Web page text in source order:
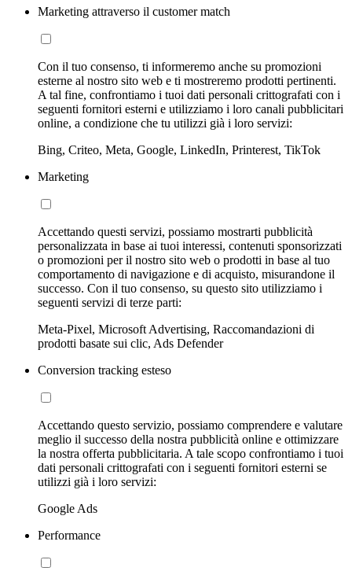
Marketing attraverso il customer match
Con il tuo consenso, ti informeremo anche su promozioni
esterne al nostro sito web e ti mostreremo prodotti pertinenti.
A tal fine, confrontiamo i tuoi dati personali crittografati con i
seguenti fornitori esterni e utilizziamo i loro canali pubblicitari
online, a condizione che tu utilizzi già i loro servizi:
Bing, Criteo, Meta, Google, LinkedIn, Printerest, TikTok
Marketing
Accettando questi servizi, possiamo mostrarti pubblicità
personalizzata in base ai tuoi interessi, contenuti sponsorizzati
o promozioni per il nostro sito web o prodotti in base al tuo
comportamento di navigazione e di acquisto, misurandone il
successo. Con il tuo consenso, su questo sito utilizziamo i
seguenti servizi di terze parti:
Meta-Pixel, Microsoft Advertising, Raccomandazioni di
prodotti basate sui clic, Ads Defender
Conversion tracking esteso
Accettando questo servizio, possiamo comprendere e valutare
meglio il successo della nostra pubblicità online e ottimizzare
la nostra offerta pubblicitaria. A tale scopo confrontiamo i tuoi
dati personali crittografati con i seguenti fornitori esterni se
utilizzi già i loro servizi:
Google Ads
Performance